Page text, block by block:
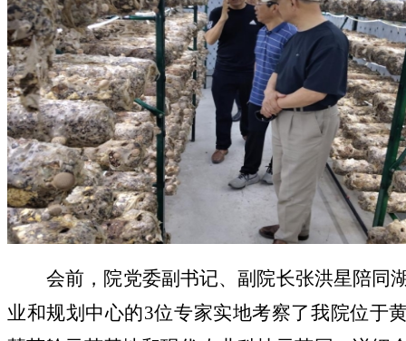
会前，院党委副书记、副院长张洪星陪同
业和规划中心的3位专家实地考察了我院位于